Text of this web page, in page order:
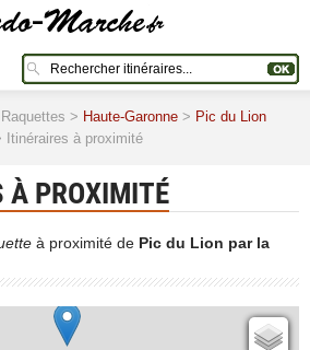
> Haute-Garonne > Pic du Lion
Itinéraires à proximité
À PROXIMITÉ
à proximité de Pic du Lion par la